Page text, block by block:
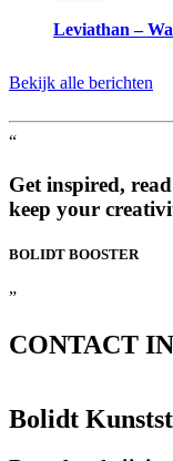
Leviathan –
Bekijk alle berichten
“
Get inspired,
keep your
BOLIDT BOOSTER
”
CONTACT
Bolidt